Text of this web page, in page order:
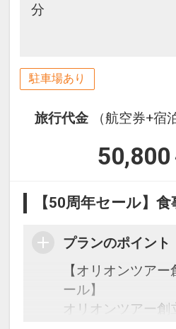
分
駐車場あり
旅行代金
（航空券+
【50周年セール】食
プランのポイント
【オリオンツア
ール】
オリオンツアー創